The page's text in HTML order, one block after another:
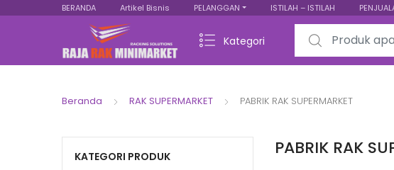
BERANDA Artikel Bisnis PELANGGAN ISTILAH – ISTILAH
Kategori
Search for:
Beranda RAK SUPERMARKET PABRIK RAK SUPERMARKET
PABRIK RAK
KATEGORI PRODUK